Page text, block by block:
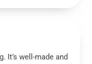
It’s well-made and